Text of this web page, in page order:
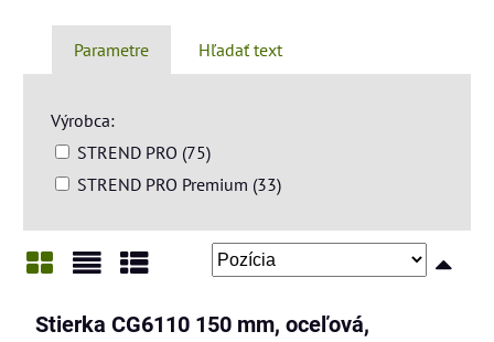
Parametre Hľadať text
Výrobca:
STREND PRO (75)
STREND PRO Premium (33)
Stierka CG6110 150 mm, oceľová,